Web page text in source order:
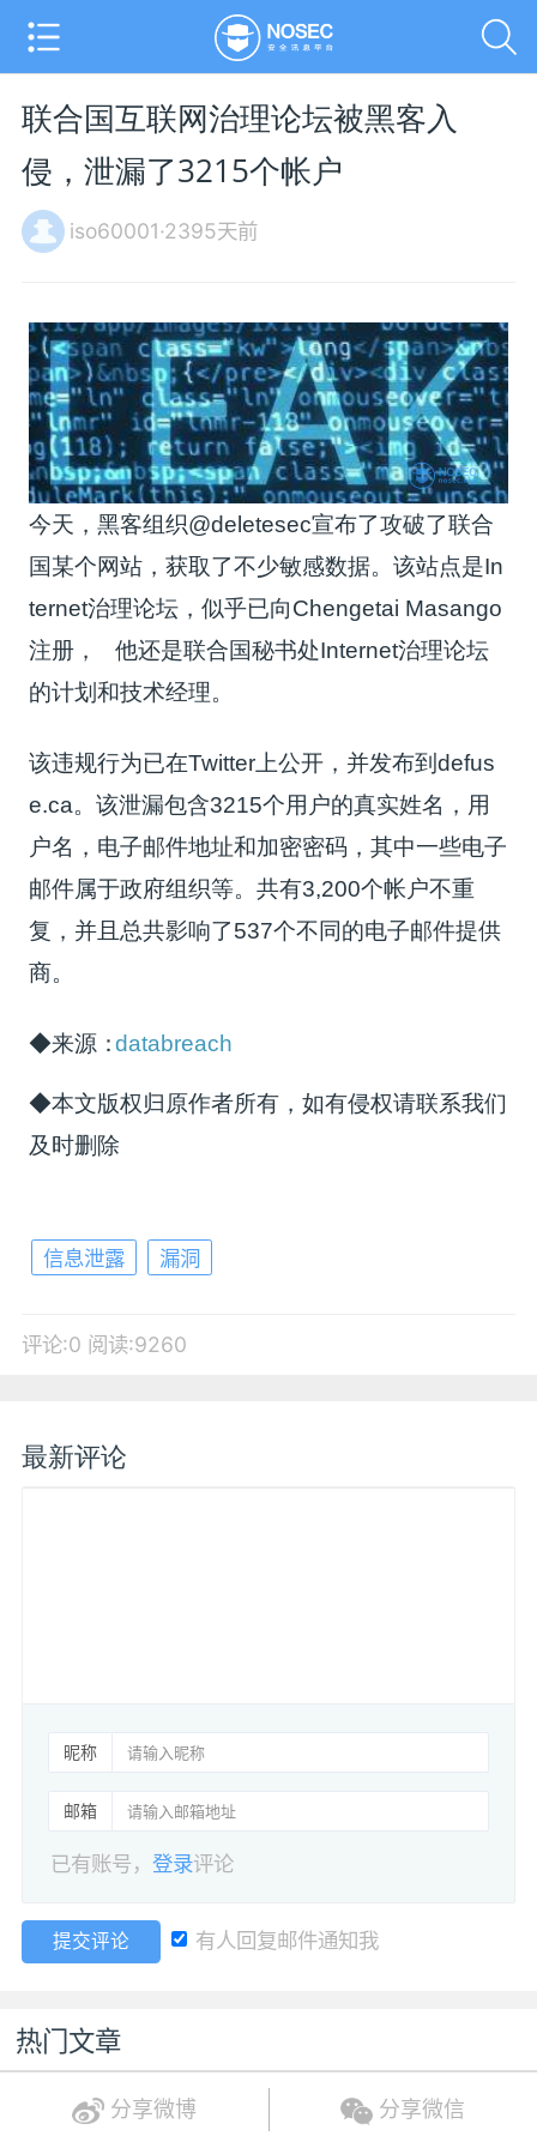
联合国互联网治理论坛被黑客入
侵，泄漏了3215个帐户
iso60001·2395天前
今天，黑客组织@deletesec宣布了攻破了联合
国某个网站，获取了不少敏感数据。该站点是In
ternet治理论坛，似乎已向Chengetai Masango
注册，
他还是联合国秘书处Internet治理论坛
的计划和技术经理。
该违规行为已在Twitter上公开，并发布到defus
e.ca。该泄漏包含3215个用户的真实姓名，用
户名，电子邮件地址和加密密码，其中一些电子
邮件属于政府组织等。共有3,200个帐户不重
复，并且总共影响了537个不同的电子邮件提供
商。
◆来源：databreach
◆本文版权归原作者所有，如有侵权请联系我们
及时删除
信息泄露 漏洞
评论:0 阅读:9260
最新评论
昵称
邮箱
已有账号，登录评论
提交评论 有人回复邮件通知我
热门文章
分享微博 分享微信